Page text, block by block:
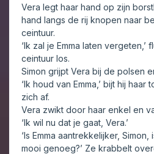
Vera legt haar hand op zijn
hand langs de rij knopen naar
ceintuur.
‘Ik zal je Emma laten vergeten,’
ceintuur los.
Simon grijpt Vera bij de polsen
‘Ik houd van Emma,’ bijt hij haar
zich af.
Vera zwikt door haar enkel en
‘Ik wil nu dat je gaat, Vera.’
‘Is Emma aantrekkelijker,
mooi genoeg?’ Ze krabbelt